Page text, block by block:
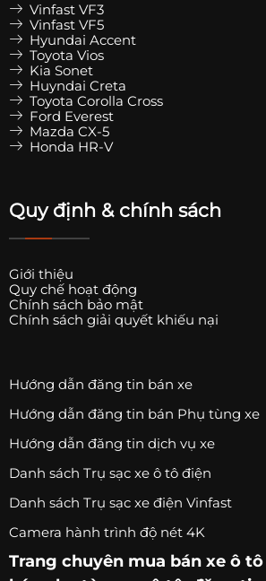
Vinfast VF3
Vinfast VF5
Hyundai Accent
Toyota Vios
Kia Sonet
Huyndai Creta
Toyota Corolla Cross
Ford Everest
Mazda CX-5
Honda HR-V
Quy định & chính sách
Giới thiệu
Quy chế hoạt động
Chính sách bảo mật
Chính sách giải quyết khiếu nại
Hướng dẫn đăng tin bán xe
Hướng dẫn đăng tin bán Phụ tùng xe
Hướng dẫn đăng tin dịch vụ xe
Danh sách Trụ sạc xe ô tô điện
Danh sách Trụ sạc xe điện Vinfast
Camera hành trình độ nét 4K
Trang chuyên mua bán xe ô tô